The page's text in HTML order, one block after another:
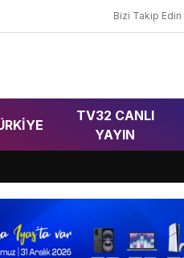
Bizi Takip Edin
TV32 CANLI
YAYIN